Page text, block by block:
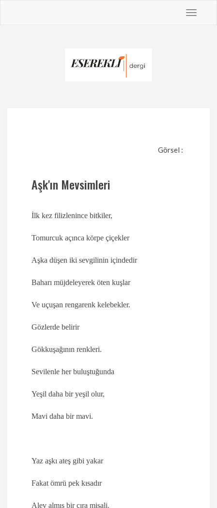
Toggle
Görsel :
Aşk'ın Mevsimleri
İlk kez filizlenince bitkiler,
Tomurcuk açınca körpe çiçekler
Aşka düşen iki sevgilinin içindedir
Baharı müjdeleyerek öten kuşlar
Ve uçuşan rengarenk kelebekler.
Gözlerde belirir
Gökkuşağının renkleri.
Sevilenle her buluştuğunda
Yeşil daha bir yeşil olur,
Mavi daha bir mavi.
Yaz aşkı ateş gibi yakar
Fakat ömrü pek kısadır
Alev almış bir çıra misali.